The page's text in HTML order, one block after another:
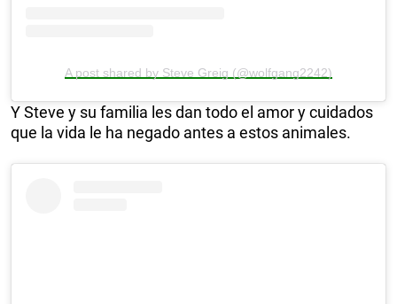
A post shared by Steve Greig (@wolfgang2242)
Y Steve y su familia les dan todo el amor y cuidados
que la vida le ha negado antes a estos animales.